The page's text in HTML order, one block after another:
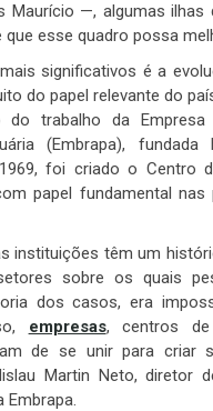
Maurício —, algumas ilhas
que esse quadro possa
significativos é a
do papel relevante do
do trabalho da Empresa
(Embrapa),
foi criado o Centro
papel fundamental nas
instituições têm um
sobre os quais
dos casos, era
empresas, centros
de se unir para criar
Martin Neto, diretor
Embrapa.